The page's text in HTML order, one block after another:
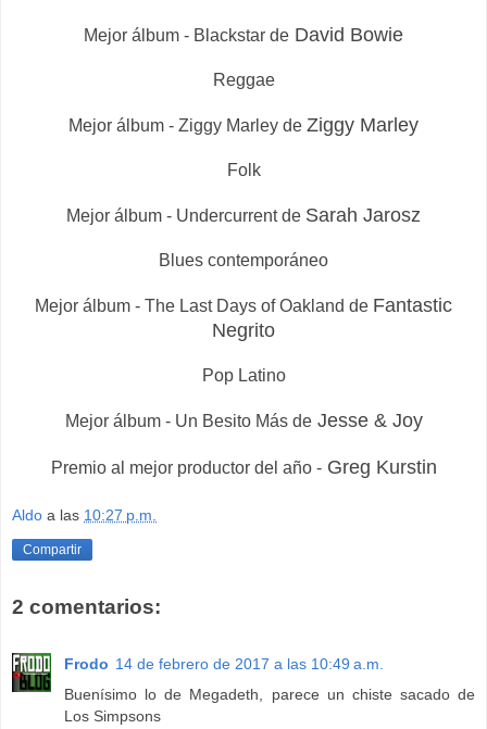
Mejor álbum - Blackstar de David Bowie
Reggae
Mejor álbum - Ziggy Marley de Ziggy Marley
Folk
Mejor álbum - Undercurrent de Sarah Jarosz
Blues contemporáneo
Mejor álbum - The Last Days of Oakland de Fantastic
Negrito
Pop Latino
Mejor álbum - Un Besito Más deJesse & Joy
Premio al mejor productor del año -Greg Kurstin
Aldo a las 10:27 p.m.
Compartir
2 comentarios:
Frodo 14 de febrero de 2017 a las 10:49 a.m.
Buenísimo lo de Megadeth, parece un chiste sacado de
Los Simpsons